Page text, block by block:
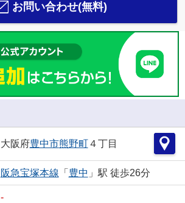
お問い合わせ(無料)
大阪府豊中市熊野町４丁目
阪急宝塚本線 「 豊中 」駅 徒歩26分
-